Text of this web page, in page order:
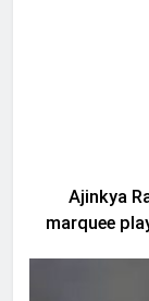
Ajinkya
marquee